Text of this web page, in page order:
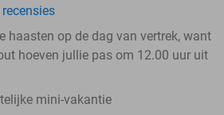
haasten op de dag van vertrek, want
hoeven jullie pas om 12.00 uur uit
mini-vakantie